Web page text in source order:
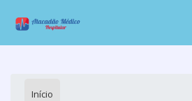
Início